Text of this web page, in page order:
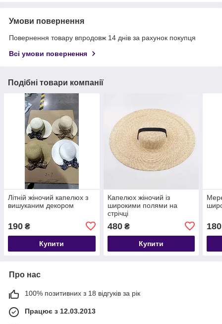
Умови повернення
Повернення товару впродовж 14 днів за рахунок покупця
Всі умови повернення
Подібні товари компанії
Літній жіночий капелюх з
вишуканим декором
190 ₴
Купити
Капелюх жіночий із
широкими полями на
стрічці
480₴
Купити
180
Про нас
100% позитивних з 18 відгуків за рік
Працює з 12.03.2013